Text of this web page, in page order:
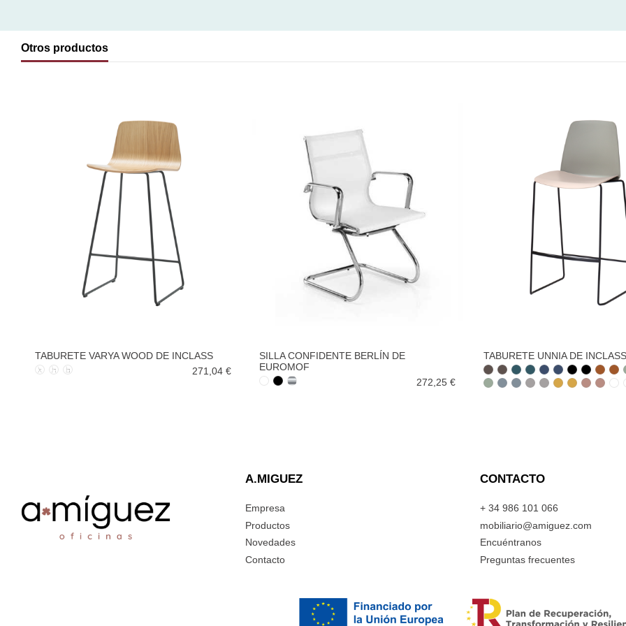
Otros productos
TABURETE VARYA WOOD DE INCLASS
271,04 €
SILLA CONFIDENTE BERLÍN DE
EUROMOF
272,25 €
TABURETE UNNIA DE INCLASS
A.MIGUEZ
Empresa
Productos
Novedades
Contacto
CONTACTO
+ 34 986 101 066
mobiliario@amiguez.com
Encuéntranos
Preguntas frecuentes